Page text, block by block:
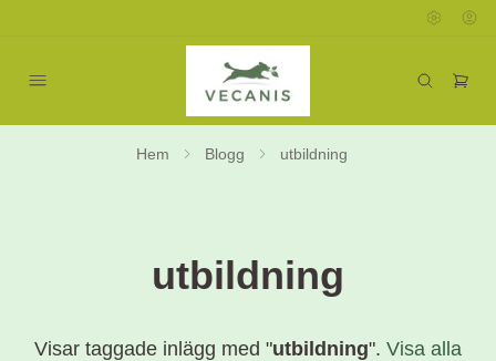
Hem Blogg utbildning
utbildning
Visar taggade inlägg med "utbildning". Visa alla